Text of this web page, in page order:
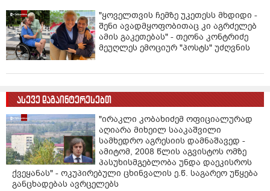
"ყოველთვის ჩემზე უკეთესს მხდიდი -
შენი ავადმყოფობითაც კი აგრძელებ
ამის გაკეთებას" - თეონა კონტრიძე
მეუღლეს ემოციურ "პოსტს" უძღვნის
ასევე დაგაინტერესებთ
"ირაკლი კობახიძემ ოფიციალურად
აღიარა მიხეილ სააკაშვილი
სამხედრო აგრესიის დამნაშავედ -
ამიტომ, 2008 წლის აგვისტოს ომზე
პასუხისმგებლობა უნდა დაეკისროს
ქვეყანას" - ოკუპირებული ცხინვალის ე.წ. საგარეო უწყება
განცხადებას ავრცელებს